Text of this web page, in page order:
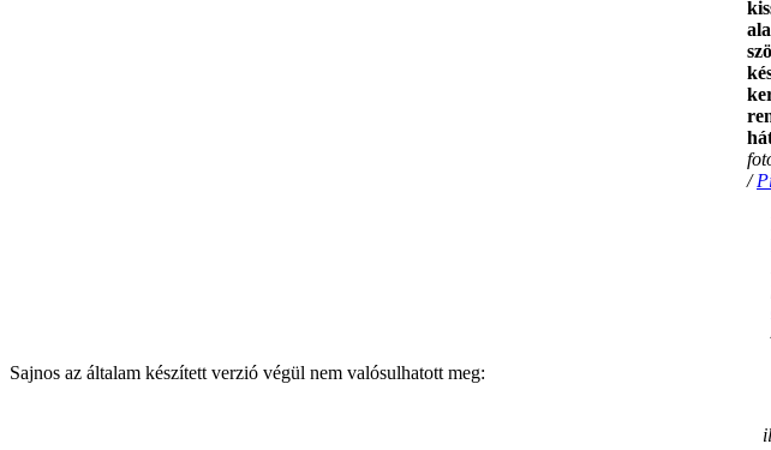
/
Sajnos az általam készített verzió végül nem valósulhatott meg: